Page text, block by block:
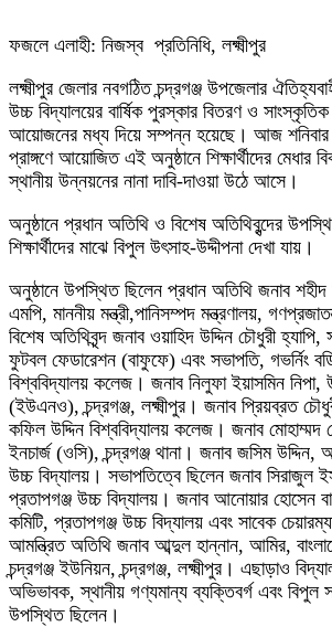
​ফজলে এলাহী: নিজস্ব প্রতিনিধি, লক্ষ্মীপুর
​লক্ষ্মীপুর জেলার নবগঠিত চন্দ্রগঞ্জ উপজেলার
উচ্চ বিদ্যালয়ের বার্ষিক পুরস্কার বিতরণ ও
আয়োজনের মধ্য দিয়ে সম্পন্ন হয়েছে। আজ শনিবার
প্রাঙ্গণে আয়োজিত এই অনুষ্ঠানে শিক্ষার্থীদের মেধার
স্থানীয় উন্নয়নের নানা দাবি-দাওয়া উঠে আসে।
​অনুষ্ঠানে প্রধান অতিথি ও বিশেষ অতিথিবৃন্দের
শিক্ষার্থীদের মাঝে বিপুল উৎসাহ-উদ্দীপনা দেখা যায়।
​অনুষ্ঠানে উপস্থিত ছিলেন প্রধান অতিথি জনাব শহীদ
এমপি, মাননীয় মন্ত্রী,পানিসম্পদ মন্ত্রণালয়,
বিশেষ অতিথিবৃন্দ জনাব ওয়াহিদ উদ্দিন চৌধুরী
ফুটবল ফেডারেশন (বাফুফে) এবং সভাপতি, গভর্নিং
বিশ্ববিদ্যালয় কলেজ। জনাব নিলুফা ইয়াসমিন নিপা,
(ইউএনও), চন্দ্রগঞ্জ, লক্ষ্মীপুর। জনাব প্রিয়ব্রত
কফিল উদ্দিন বিশ্ববিদ্যালয় কলেজ। জনাব
ইনচার্জ (ওসি), চন্দ্রগঞ্জ থানা। জনাব জসিম উদ্দিন,
উচ্চ বিদ্যালয়। সভাপতিত্বে ছিলেন জনাব সিরাজুল
প্রতাপগঞ্জ উচ্চ বিদ্যালয়। জনাব আনোয়ার হোসেন
কমিটি, প্রতাপগঞ্জ উচ্চ বিদ্যালয় এবং সাবেক
আমন্ত্রিত অতিথি জনাব আব্দুল হান্নান, আমির,
চন্দ্রগঞ্জ ইউনিয়ন, চন্দ্রগঞ্জ, লক্ষ্মীপুর। এছাড়াও
অভিভাবক, স্থানীয় গণ্যমান্য ব্যক্তিবর্গ এবং বিপুল
উপস্থিত ছিলেন।